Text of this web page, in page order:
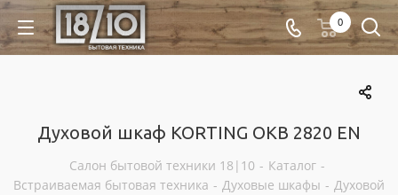
0
Духовой шкаф KORTING OKB 2820 EN
Салон бытовой техники 18|10 - Каталог -
Встраиваемая бытовая техника - Духовые шкафы - Духовой